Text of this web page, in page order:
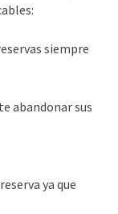
siempre
abandonar sus
ya que